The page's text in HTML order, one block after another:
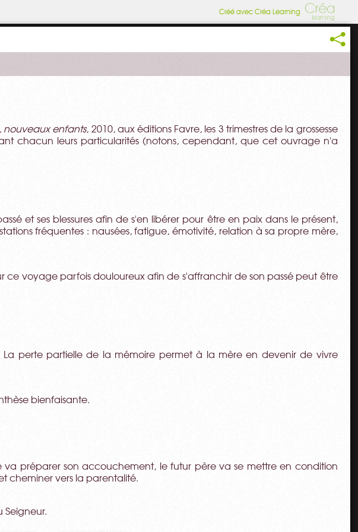
Créé avec Créa Learning
nouveaux enfants, 2010, aux éditions Favre, les 3 trimestres de la grossesse
chacun leurs particularités (notons, cependant, que cet ouvrage n'a
et ses blessures afin de s'en libérer pour être en paix dans le présent,
fréquentes : nausées, fatigue, émotivité, relation à sa propre mère,
ce voyage parfois douloureux afin de s'affranchir de son passé peut être
perte partielle de la mémoire permet à la mère en devenir de vivre
bienfaisante.
préparer son accouchement, le futur père va se mettre en condition
cheminer vers la parentalité.
Seigneur.